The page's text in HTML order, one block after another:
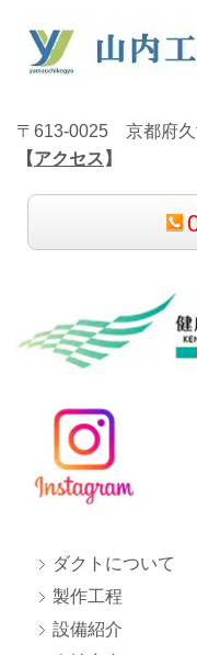
〒613-0025 京都府久
【アクセス 】
ダクトについて
製作工程
設備紹介